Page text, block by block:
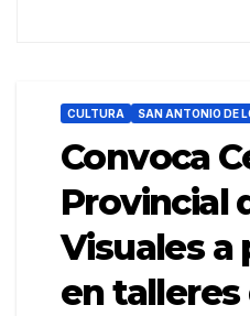
CULTURA SAN ANTONIO DE
Convoca
Provincial
Visuales a
en